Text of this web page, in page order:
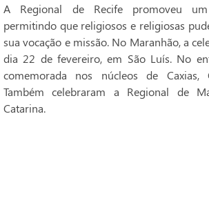
A Regional de Recife promoveu
permitindo que religiosos e religiosas
sua vocação e missão. No Maranhão, a
dia 22 de fevereiro, em São Luís. No
comemorada nos núcleos de Caxias,
Também celebraram a Regional de
Catarina.